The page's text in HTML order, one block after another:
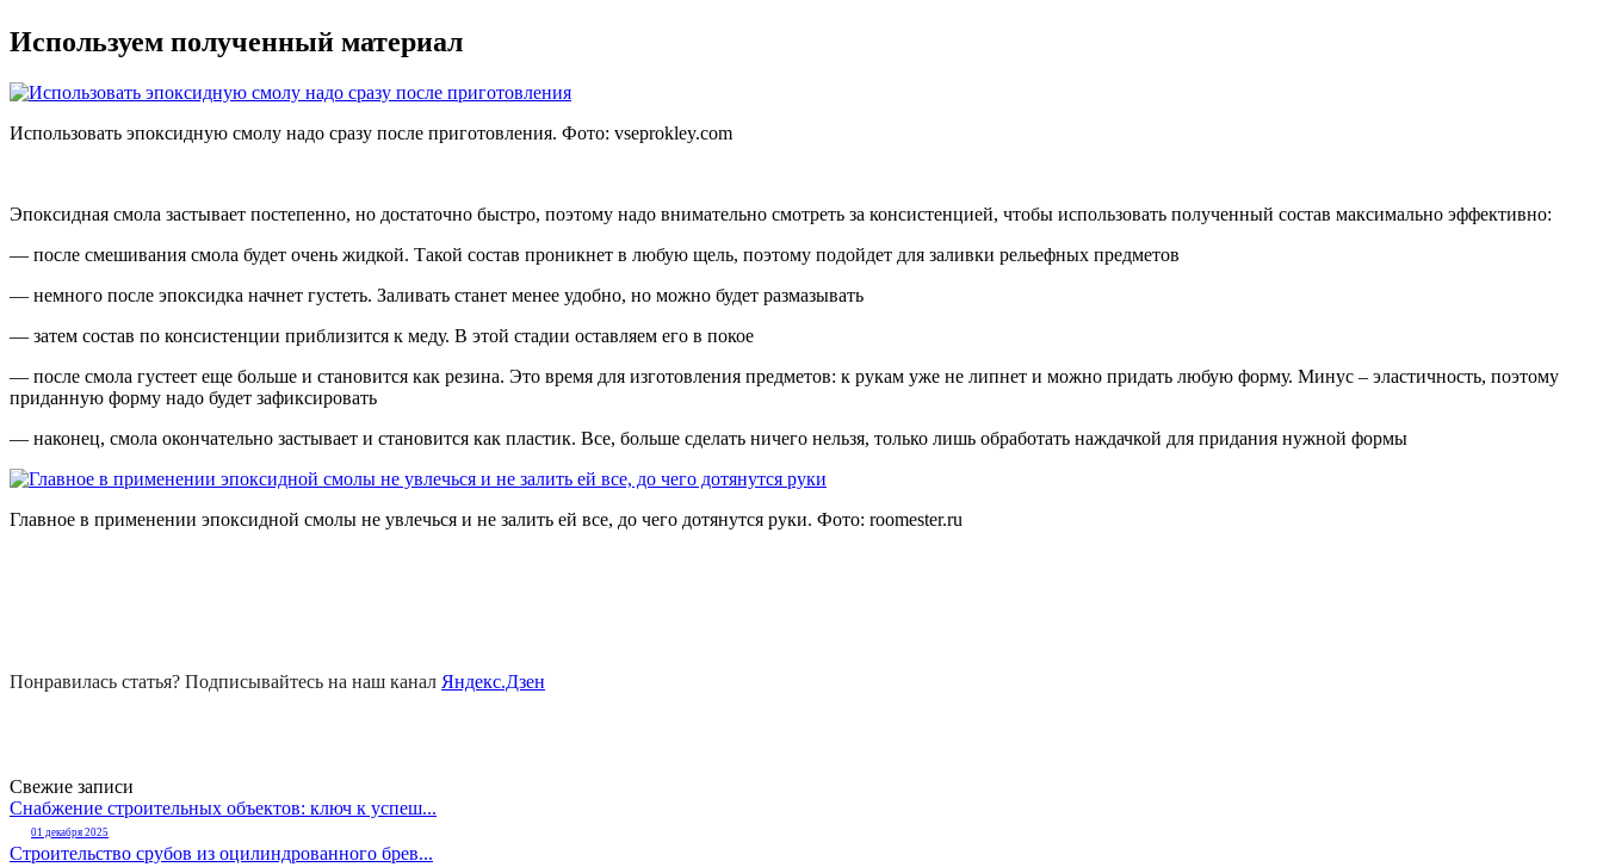
Используем полученный материал
Использовать эпоксидную смолу надо сразу после приготовления. Фото: vseprokley.com
Эпоксидная смола застывает постепенно, но достаточно быстро, поэтому надо внимательно смотреть за консистенцией, чтобы использовать полученный состав максимально эффективно:
— после смешивания смола будет очень жидкой. Такой состав проникнет в любую щель, поэтому подойдет для заливки рельефных предметов
— немного после эпоксидка начнет густеть. Заливать станет менее удобно, но можно будет размазывать
— затем состав по консистенции приблизится к меду. В этой стадии оставляем его в покое
— после смола густеет еще больше и становится как резина. Это время для изготовления предметов: к рукам уже не липнет и можно придать любую форму. Минус – эластичность, поэтому
приданную форму надо будет зафиксировать
— наконец, смола окончательно застывает и становится как пластик. Все, больше сделать ничего нельзя, только лишь обработать наждачкой для придания нужной формы
Главное в применении эпоксидной смолы не увлечься и не залить ей все, до чего дотянутся руки. Фото: roomester.ru
Понравилась статья? Подписывайтесь на наш канал Яндекс.Дзен
Свежие записи
Снабжение строительных объектов: ключ к успеш...
01 декабря 2025
Строительство срубов из оцилиндрованного брев...